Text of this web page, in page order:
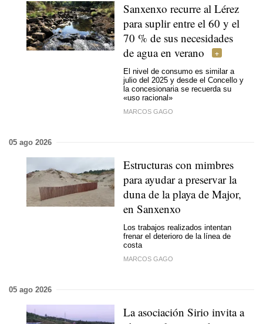
Sanxenxo recurre al Lérez
para suplir entre el 60 y el
70 % de sus necesidades
de agua en verano
El nivel de consumo es similar a
julio del 2025 y desde el Concello y
la concesionaria se recuerda su
«uso racional»
MARCOS GAGO
05 ago 2026
Estructuras con mimbres
para ayudar a preservar la
duna de la playa de Major,
en Sanxenxo
Los trabajos realizados intentan
frenar el deterioro de la línea de
costa
MARCOS GAGO
05 ago 2026
La asociación Sirio invita a